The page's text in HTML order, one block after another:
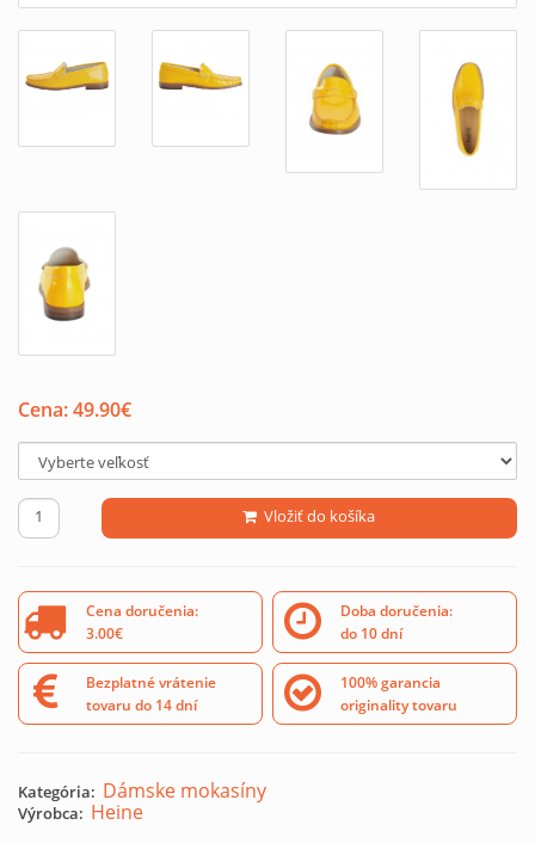
Cena:49.90€
Vložiť do košíka
Cena doručenia:
3.00€
Doba doručenia:
do 10 dní
Bezplatné vrátenie
tovaru do 14 dní
100% garancia
originality tovaru
Kategória: Dámske mokasíny
Výrobca: Heine